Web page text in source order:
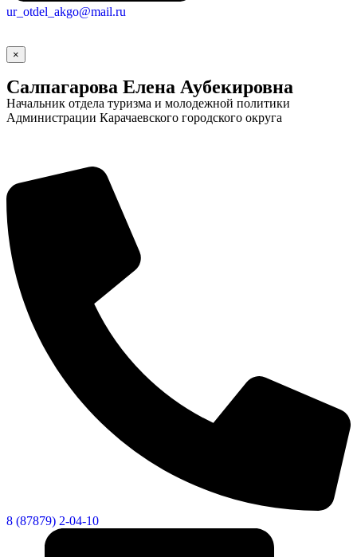
ur_otdel_akgo@mail.ru
×
Салпагарова Елена Аубекировна
Начальник отдела туризма и молодежной политики
Администрации Карачаевского городского округа
8 (87879) 2-04-10